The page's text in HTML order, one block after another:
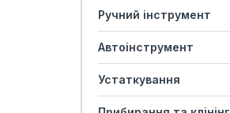
Ручний інструмент
Автоінструмент
Устаткування